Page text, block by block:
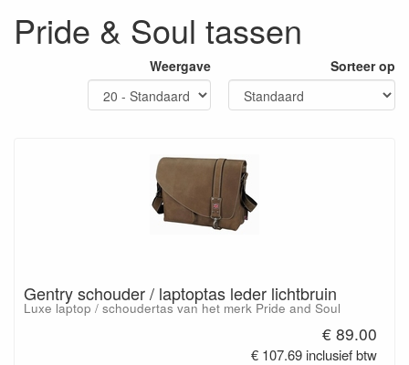
Pride & Soul tassen
Weergave Sorteer op
Gentry schouder / laptoptas leder lichtbruin
Luxe laptop / schoudertas van het merk Pride and Soul
€ 89.00
€ 107.69 inclusief btw